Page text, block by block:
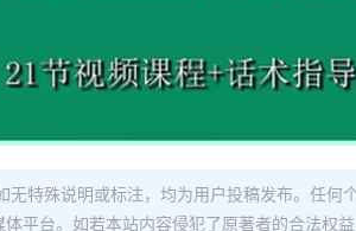
无特殊说明或标注，均为用户投稿发布。任
平台。如若本站内容侵犯了原著者的合法权益